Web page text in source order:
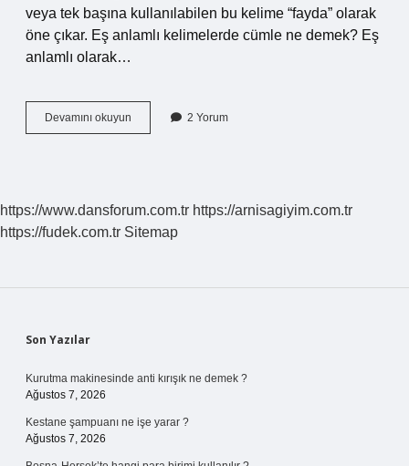
veya tek başına kullanılabilen bu kelime “fayda” olarak
öne çıkar. Eş anlamlı kelimelerde cümle ne demek? Eş
anlamlı olarak…
Devamını okuyun
Anlamlılar
2 Yorum
https://www.dansforum.com.tr https://arnisagiyim.com.tr
https://fudek.com.tr Sitemap
Sidebar
Son Yazılar
Kurutma makinesinde anti kırışık ne demek ?
Ağustos 7, 2026
Kestane şampuanı ne işe yarar ?
Ağustos 7, 2026